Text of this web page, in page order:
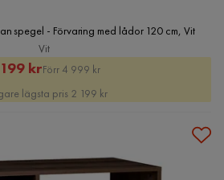
spegel - Förvaring med lådor 120 cm, Vit
Vit
Rabatterat
Pris
krOriginal
Pris
Förr 4 999 kr
lägsta pris 2 199 kr